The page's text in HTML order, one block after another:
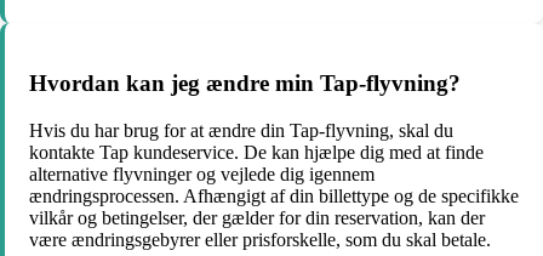
Hvordan kan jeg ændre min Tap-flyvning?
Hvis du har brug for at ændre din Tap-flyvning, skal du
kontakte Tap kundeservice. De kan hjælpe dig med at finde
alternative flyvninger og vejlede dig igennem
ændringsprocessen. Afhængigt af din billettype og de specifikke
vilkår og betingelser, der gælder for din reservation, kan der
være ændringsgebyrer eller prisforskelle, som du skal betale.